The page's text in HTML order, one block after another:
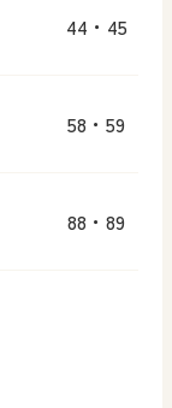
44・45
58・59
88・89